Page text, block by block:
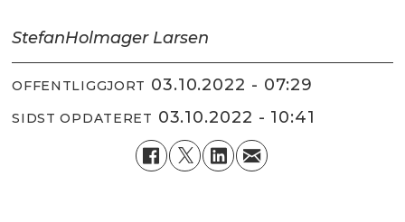
StefanHolmager Larsen
OFFENTLIGGJORT 03.10.2022 - 07:29
SIDST OPDATERET 03.10.2022 - 10:41